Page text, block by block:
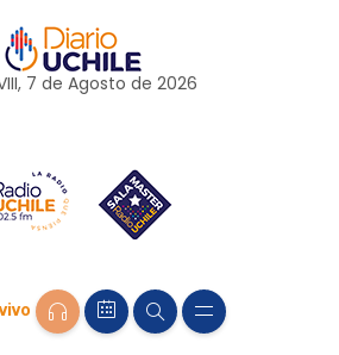
7 de Agosto de 2026